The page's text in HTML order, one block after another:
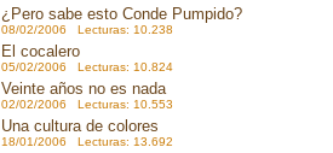
¿Pero sabe esto Conde Pumpido?
08/02/2006 Lecturas: 10.238
El cocalero
05/02/2006 Lecturas: 10.824
Veinte años no es nada
02/02/2006 Lecturas: 10.553
Una cultura de colores
18/01/2006 Lecturas: 13.692